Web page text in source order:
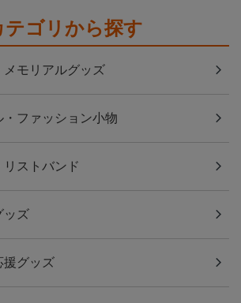
テゴリから探す
メモリアルグッズ
・ファッション小物
リストバンド
ッズ
援グッズ